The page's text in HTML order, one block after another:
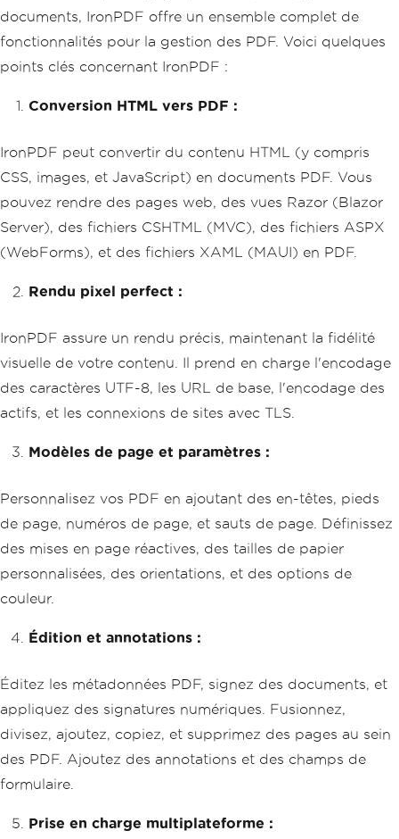
documents, IronPDF offre un ensemble complet de
fonctionnalités pour la gestion des PDF. Voici quelques
points clés concernant IronPDF :
Conversion HTML vers PDF :
IronPDF peut convertir du contenu HTML (y compris
CSS, images, et JavaScript) en documents PDF. Vous
pouvez rendre des pages web, des vues Razor (Blazor
Server), des fichiers CSHTML (MVC), des fichiers ASPX
(WebForms), et des fichiers XAML (MAUI) en PDF.
Rendu pixel perfect :
IronPDF assure un rendu précis, maintenant la fidélité
visuelle de votre contenu. Il prend en charge l'encodage
des caractères UTF-8, les URL de base, l'encodage des
actifs, et les connexions de sites avec TLS.
Modèles de page et paramètres :
Personnalisez vos PDF en ajoutant des en-têtes, pieds
de page, numéros de page, et sauts de page. Définissez
des mises en page réactives, des tailles de papier
personnalisées, des orientations, et des options de
couleur.
Édition et annotations :
Éditez les métadonnées PDF, signez des documents, et
appliquez des signatures numériques. Fusionnez,
divisez, ajoutez, copiez, et supprimez des pages au sein
des PDF. Ajoutez des annotations et des champs de
formulaire.
Prise en charge multiplateforme :